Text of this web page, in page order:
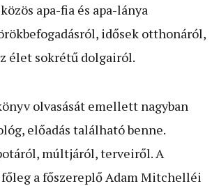
apa-fia és apa-lánya
idősek otthonáról,
élet sokrétű dolgairól.
olvasását emellett nagyban
előadás található benne.
múltjáról, terveiről. A
a főszereplő Adam Mitchelléi